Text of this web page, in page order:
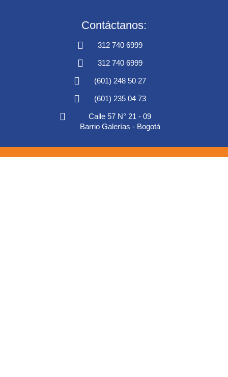
Contáctanos:
312 740 6999
312 740 6999
(601) 248 50 27
(601) 235 04 73
Calle 57 N° 21 - 09
Barrio Galerías - Bogotá